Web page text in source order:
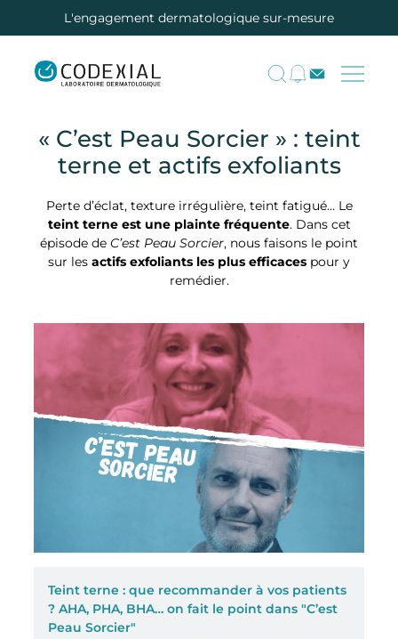
L'engagement dermatologique sur-mesure
« C’est Peau Sorcier » : teint
terne et actifs exfoliants
Perte d’éclat, texture irrégulière, teint fatigué… Le
teint terne est une plainte fréquente. Dans cet
épisode de C’est Peau Sorcier, nous faisons le point
sur les actifs exfoliants les plus efficaces pour y
remédier.
Teint terne : que recommander à vos patients
? AHA, PHA, BHA… on fait le point dans "C’est
Peau Sorcier"